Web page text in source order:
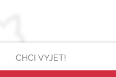
CHCI VYJET!